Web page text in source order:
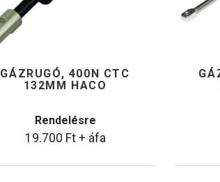
GÁZRUGÓ, 400N CTC
132MM HACO
Rendelésre
19.700 Ft+ áfa